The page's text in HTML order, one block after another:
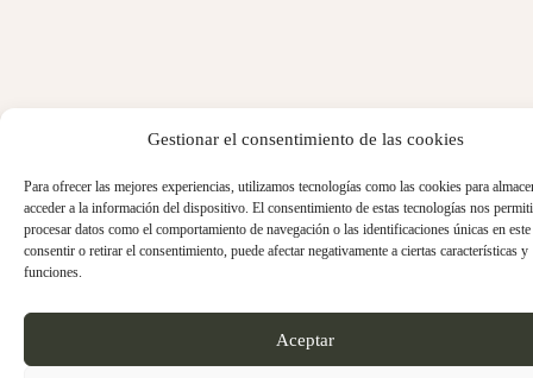
Gestionar el consentimiento de las cookies
Para ofrecer las mejores experiencias, utilizamos tecnologías como las cookies para
acceder a la información del dispositivo. El consentimiento de estas tecnologías nos
procesar datos como el comportamiento de navegación o las identificaciones únicas en
consentir o retirar el consentimiento, puede afectar negativamente a ciertas características y
funciones.
Aceptar